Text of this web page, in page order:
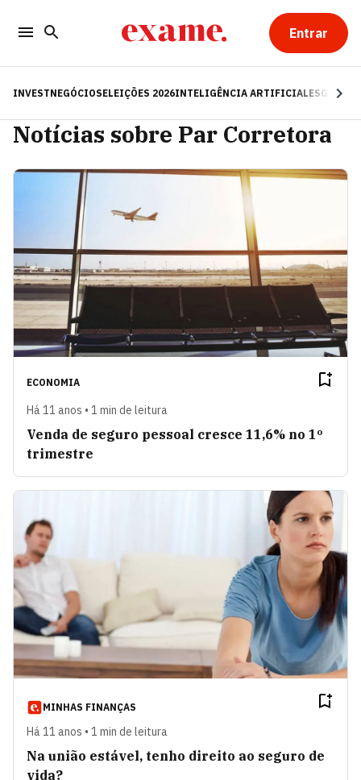
Entrar
INVESTNEGÓCIOSELEIÇÕES 2026INTELIGÊNCIA ARTIFICIALESG
Notícias sobre Par Corretora
ECONOMIA
Há 11 anos • 1 min de leitura
Venda de seguro pessoal cresce 11,6% no 1º
trimestre
MINHAS FINANÇAS
Há 11 anos • 1 min de leitura
Na união estável, tenho direito ao seguro de
vida?